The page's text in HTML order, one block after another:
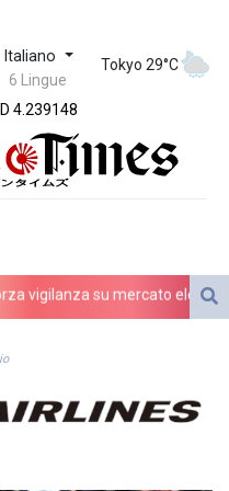
Italiano
6 Lingue
Tokyo 29°C
371.682381
4.239148
4.239148
76.183133
93.242695
2.080616
1.955655
2.324318
vigilanza su mercato elettrico